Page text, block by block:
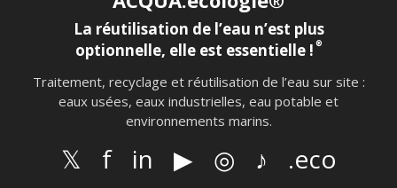
La réutilisation de l’eau n’est plus
optionnelle, elle est essentielle ! ®
Traitement, recyclage et réutilisation de l’eau sur site :
eaux usées, eaux industrielles, eau potable et
environnements marins.
𝕏 f in ▶ ◎ ♪ .eco